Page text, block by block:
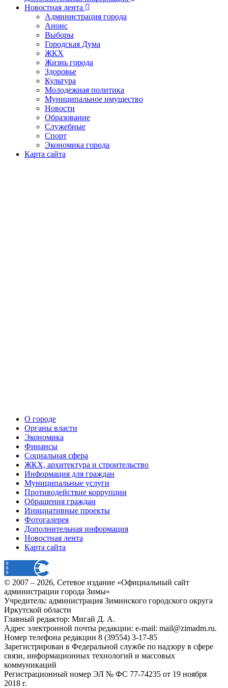
Новостная лента
Администрация города
Анонс
Выборы
Городская Дума
ЖКХ
Жизнь города
Здоровье
Культура
Молодежная политика
Муниципальное имущество
Новости
Образование
Служебные
Спорт
Экономика города
Карта сайта
О городе
Органы власти
Экономика
Финансы
Социальная сфера
ЖКХ, архитектура и строительство
Информация для граждан
Муниципальные услуги
Противодействие коррупции
Обращения граждан
Инициативные проекты
Фотогалерея
Дополнительная информация
Новостная лента
Карта сайта
© 2007 – 2026, Сетевое издание «Официальный сайт
администрации города Зимы»
Учредитель: администрация Зиминского городского округа
Иркутской области
Главный редактор: Мигай Д. А.
Адрес электронной почты редакции: e-mail: mail@zimadm.ru.
Номер телефона редакции 8 (39554) 3-17-85
Зарегистрирован в Федеральной службе по надзору в сфере
связи, информационных технологий и массовых
коммуникаций
Регистрационный номер ЭЛ № ФС 77-74235 от 19 ноября
2018 г.